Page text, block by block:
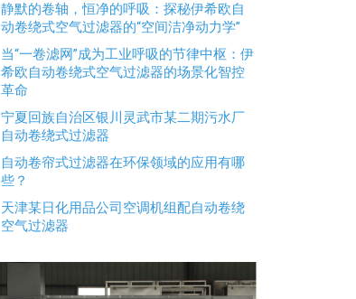
静默的卷轴，恒净的呼吸：探秘伊希欧自
动卷绕式空气过滤器的“空间洁净动力学”
当“一卷滤网”成为工业呼吸的节律中枢：伊
希欧自动卷绕式空气过滤器的场景化智控
革命
宁夏回族自治区银川灵武市某二期污水厂
自动卷绕式过滤器
自动卷帘式过滤器在环保领域的应用有哪
些？
天津某日化用品公司空调机组配自动卷绕
空气过滤器